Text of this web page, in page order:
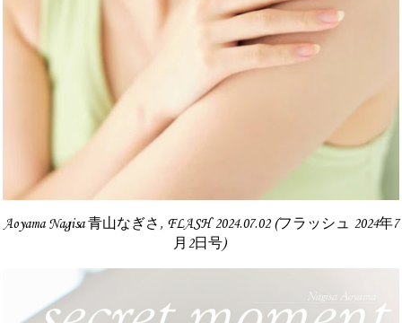
Aoyama Nagisa 青山なぎさ, FLASH 2024.07.02 (フラッシュ 2024年7
月2日号)